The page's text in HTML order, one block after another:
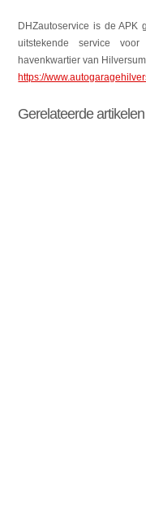
DHZautoservice is de APK
uitstekende service
havenkwartier van
https://
Gerelateerde artikelen